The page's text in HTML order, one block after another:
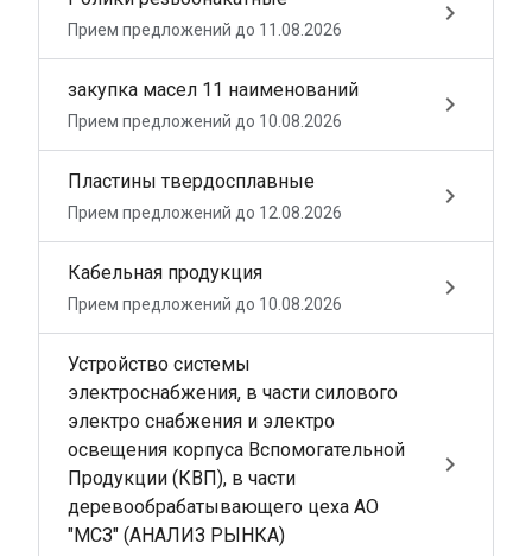
Прием предложений до 11.08.2026
keyboard_arrow_right
закупка масел 11 наименований
Прием предложений до 10.08.2026
keyboard_arrow_right
Пластины твердосплавные
Прием предложений до 12.08.2026
keyboard_arrow_right
Кабельная продукция
Прием предложений до 10.08.2026
keyboard_arrow_right
Устройство системы
электроснабжения, в части силового
электро снабжения и электро
освещения корпуса Вспомогательной
Продукции (КВП), в части
деревообрабатывающего цеха АО
"МСЗ" (АНАЛИЗ РЫНКА)
keyboard_arrow_right